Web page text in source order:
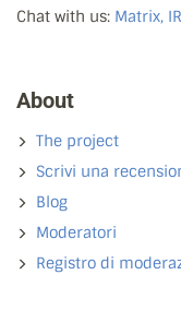
Chat with us: Matrix,
About
The project
Scrivi una
Blog
Moderatori
Registro di